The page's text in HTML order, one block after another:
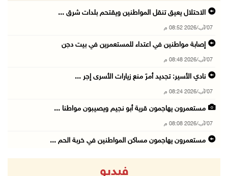
الاحتلال يعيق تنقل المواطنين ويقتحم بلدات شرق ...
07/آب/2026 08:52 م
إصابة مواطنين في اعتداء للمستعمرين في بيت دجن
07/آب/2026 08:48 م
نادي الأسير: تجديد أمرَ منع زيارات الأسرى إجر ...
07/آب/2026 08:24 م
مستعمرون يهاجمون قرية أبو نجيم ويصيبون مواطنا ...
07/آب/2026 08:08 م
مستعمرون يهاجمون مساكن المواطنين في خربة الحم ...
بعد تجديد منع زيارات المعتقلين: أبو الحمص يدع ...
فيديو